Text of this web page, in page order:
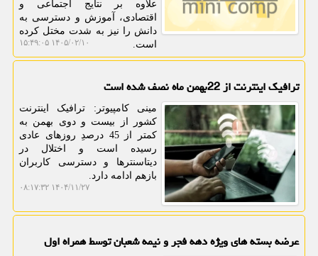
علاوه بر نتایج اجتماعی و
اقتصادی، آموزش و دسترسی به
دانش را نیز به شدت مختل کرده
است.
۱۴۰۵/۰۲/۱۰ ۱۵:۴۹:۰۵
ترافیک اینترنت از 22بهمن ماه نصف شده است
مینی کامپیوتر: ترافیک اینترنت
کشور از بیست و دوی بهمن به
کمتر از 45 درصدِ روزهای عادی
رسیده است و اختلال در
دیتاسنترها و دسترسی کاربران
بازهم ادامه دارد.
۱۴۰۴/۱۱/۲۷ ۰۸:۱۷:۳۲
عرضه بسته های ویژه دهه فجر و نیمه شعبان توسط همراه اول